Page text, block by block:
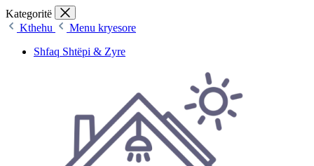
Kategoritë
Kthehu
Menu kryesore
Shfaq Shtëpi & Zyre